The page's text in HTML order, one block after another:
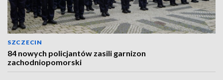
SZCZECIN
84 nowych policjantów zasili garnizon
zachodniopomorski